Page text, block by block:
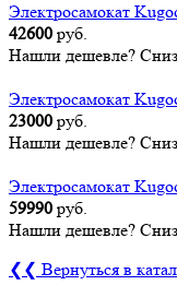
Электросамокат
42600 руб.
Нашли дешевле?
Электросамокат
23000 руб.
Нашли дешевле?
Электросамокат
59990 руб.
Нашли дешевле?
❮❮ Вернуться в